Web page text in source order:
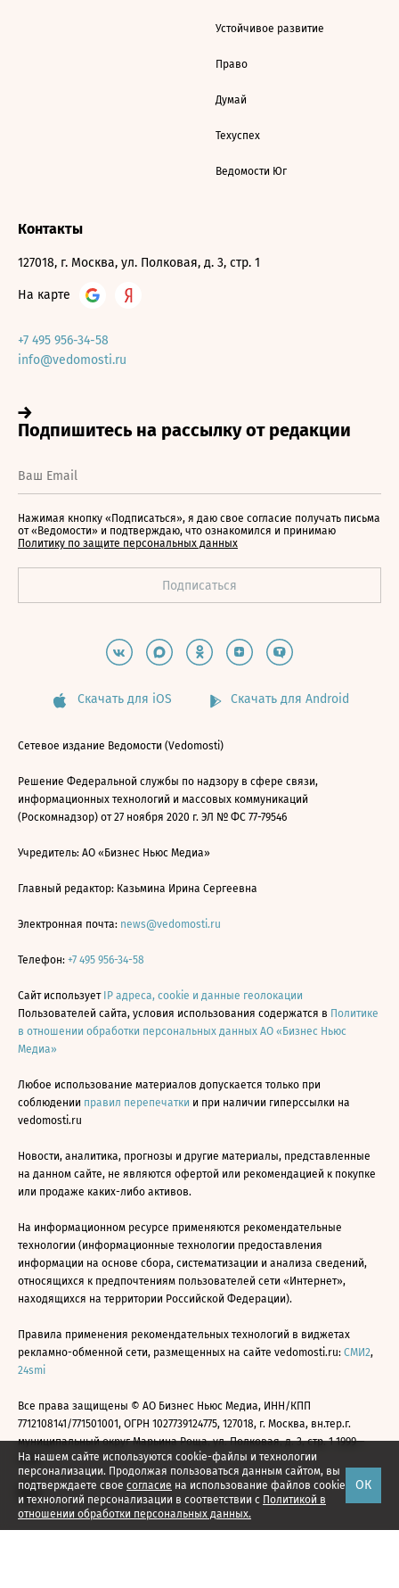
На нашем сайте используются cookie-файлы и технологии
персонализации. Продолжая пользоваться данным сайтом, вы
подтверждаете свое согласие на использование файлов cookie
и технологий персонализации в соответствии с Политикой в
отношении обработки персональных данных.
ОК
Устойчивое развитие
Право
Думай
Техуспех
Ведомости Юг
Контакты
127018, г. Москва, ул. Полковая, д. 3, стр. 1
На карте
+7 495 956-34-58
info@vedomosti.ru
Нажимая кнопку «Подписаться», я даю свое согласие получать письма
от «Ведомости» и подтверждаю, что ознакомился и принимаю
Политику по защите персональных данных
Скачать для iOS Скачать для Android
Сетевое издание Ведомости (Vedomosti)
Решение Федеральной службы по надзору в сфере связи,
информационных технологий и массовых коммуникаций
(Роскомнадзор) от 27 ноября 2020 г. ЭЛ № ФС 77-79546
Учредитель: АО «Бизнес Ньюс Медиа»
Главный редактор: Казьмина Ирина Сергеевна
Электронная почта: news@vedomosti.ru
Телефон: +7 495 956-34-58
Сайт использует IP адреса, cookie и данные геолокации
Пользователей сайта, условия использования содержатся в Политике
в отношении обработки персональных данных АО «Бизнес Ньюс
Медиа»
Любое использование материалов допускается только при
соблюдении правил перепечатки и при наличии гиперссылки на
vedomosti.ru
Новости, аналитика, прогнозы и другие материалы, представленные
на данном сайте, не являются офертой или рекомендацией к покупке
или продаже каких-либо активов.
На информационном ресурсе применяются рекомендательные
технологии (информационные технологии предоставления
информации на основе сбора, систематизации и анализа сведений,
относящихся к предпочтениям пользователей сети «Интернет»,
находящихся на территории Российской Федерации).
Правила применения рекомендательных технологий в виджетах
рекламно-обменной сети, размещенных на сайте vedomosti.ru: СМИ2,
24smi
Все права защищены © АО Бизнес Ньюс Медиа, ИНН/КПП
7712108141/771501001, ОГРН 1027739124775, 127018, г. Москва, вн.тер.г.
муниципальный округ Марьина Роща, ул. Полковая, д. 3, стр. 1 1999—
2026